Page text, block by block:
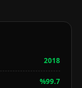
2018
%99.7